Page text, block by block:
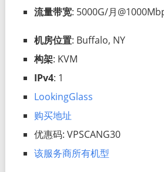
流量带宽: 5000G/月
机房位置: Buffalo, NY
构架: KVM
IPv4: 1
LookingGlass
购买地址
优惠码: VPSCANG30
该服务商所有机型